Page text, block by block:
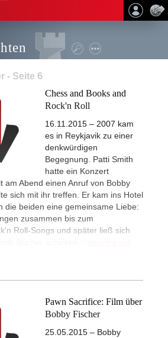
- Seite 6
Chess and Books and
Rock'n Roll
16.11.2015 – 2007 kam
es in Reykjavik zu einer
denkwürdigen
Begegnung. Patti Smith
hatte ein Konzert
am Abend einen Anruf von Bobby
sich mit ihr treffen. Er kam ins Hotel
die beiden eine gemeinsame Liebe:
zusammen bis zum
Roll-Songs und später ließ sich
Pawn Sacrifice: Film über
Bobby Fischer
25.05.2015 – Bobby